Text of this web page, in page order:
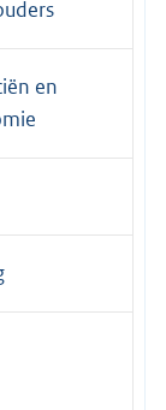
en